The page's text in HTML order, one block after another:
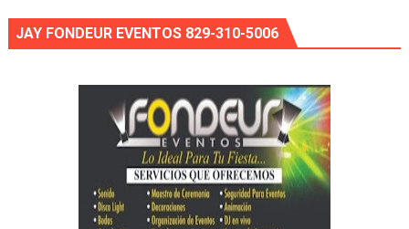
JAY FONDEUR EVENTOS 829-310-5006